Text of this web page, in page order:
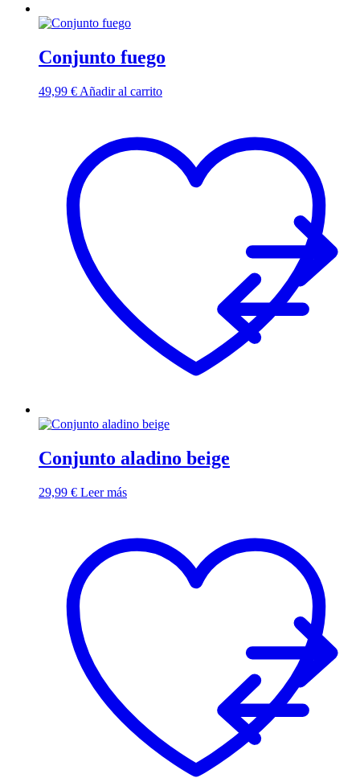
Conjunto fuego
49,99 € Añadir al carrito
Conjunto aladino beige
29,99 € Leer más